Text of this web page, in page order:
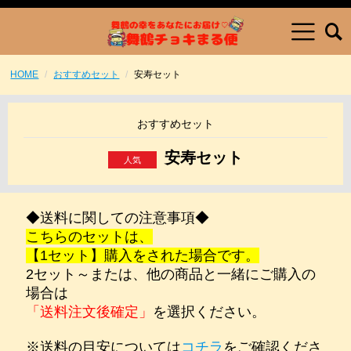
HOME おすすめセット 安寿セット
おすすめセット
安寿セット
◆送料に関しての注意事項◆
こちらのセットは、
【1セット】購入をされた場合です。
2セット～または、他の商品と一緒にご購入の
場合は
「送料注文後確定」 を選択ください。
※送料の目安についてはコチラ をご確認くださ